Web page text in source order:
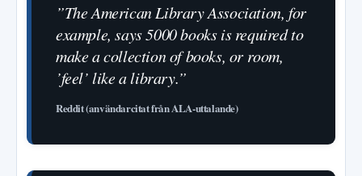
”The American Library Association, for
example, says 5000 books is required to
make a collection of books, or room,
’feel’ like a library.”
Reddit (användarcitat från ALA-uttalande)